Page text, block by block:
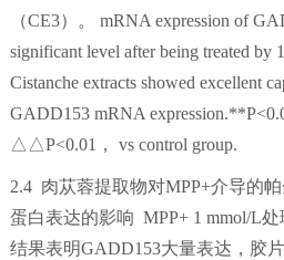
（CE3）。 mRNA expression of
significant level after being treated
Cistanche extracts showed excellent
GADD153 mRNA
△△P<0.01， vs control group.
2.4 肉苁蓉提取物对MPP+介导的
蛋白表达的影响 MPP+ 1 mmol/L处
结果表明GADD153大量表达，胶